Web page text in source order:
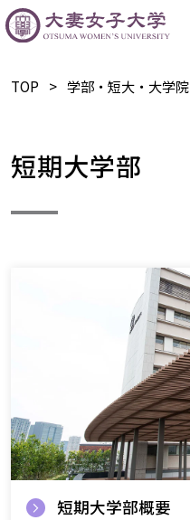
TOP 学部・短大・大学院
短期大学部
短期大学部概要